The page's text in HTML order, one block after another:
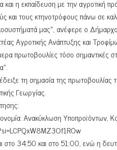
η εκπαίδευση με την αγροτική
τους κτηνοτρόφους πάνω σε
μας», ανέφερε ο
Αγροτικής Ανάπτυξης και
πρωτοβουλίες τόσο σημαντικές
τη σημασία της
Γεωργίας.
Ανακύκλωση Υποπροϊόντων,
στο 34:50 και στο 51:00, ενώ η